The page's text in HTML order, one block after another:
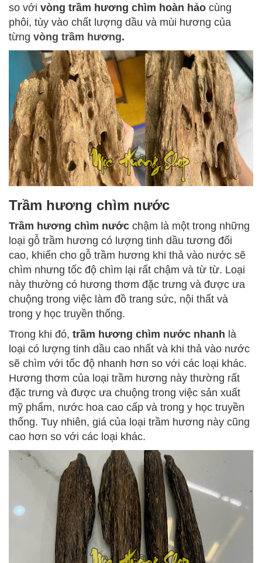
so với vòng trầm hương chìm hoàn hảo cùng
phôi, tùy vào chất lượng dầu và mùi hương của
từng vòng trầm hương.
Trầm hương chìm nước
Trầm hương chìm nước chậm là một trong những
loại gỗ trầm hương có lượng tinh dầu tương đối
cao, khiến cho gỗ trầm hương khi thả vào nước sẽ
chìm nhưng tốc độ chìm lại rất chậm và từ từ. Loại
này thường có hương thơm đặc trưng và được ưa
chuộng trong việc làm đồ trang sức, nội thất và
trong y học truyền thống.
Trong khi đó, trầm hương chìm nước nhanh là
loại có lượng tinh dầu cao nhất và khi thả vào nước
sẽ chìm với tốc độ nhanh hơn so với các loại khác.
Hương thơm của loại trầm hương này thường rất
đặc trưng và được ưa chuộng trong việc sản xuất
mỹ phẩm, nước hoa cao cấp và trong y học truyền
thống. Tuy nhiên, giá của loại trầm hương này cũng
cao hơn so với các loại khác.